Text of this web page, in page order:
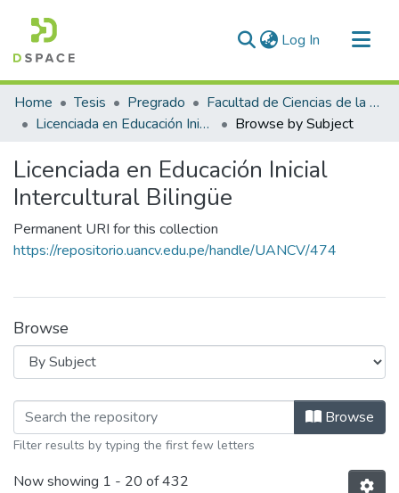
Log In (current)
Communities & Collections
All of DSpace
Home Tesis Pregrado
Facultad de Ciencias de la Educación
Licenciada en Educación Inicial Intercultural Bilingüe
Browse by Subject
Licenciada en Educación Inicial
Intercultural Bilingüe
Permanent URI for this collection
https://repositorio.uancv.edu.pe/handle/UANCV/474
Browse
Browsing Licenciada en Educación
Browse
Filter results by typing the first few letters
Now showing 1 - 20 of 432